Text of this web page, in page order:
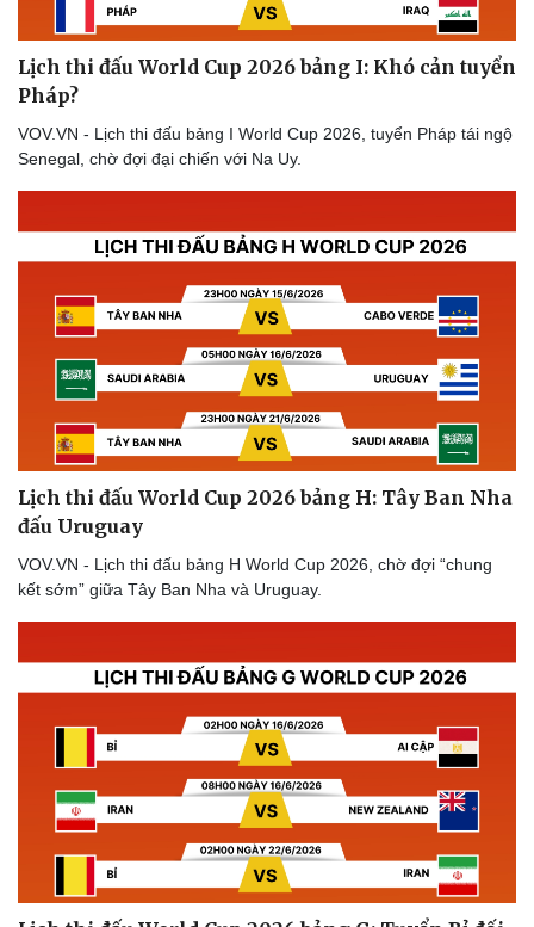
Dinh dưỡng - món ngon
Cây thuốc
Sản phụ khoa
Nhi khoa
Nam khoa
Ăn sạch sống khỏe
Đời sống
Nhà đẹp
Lịch thi đấu World Cup 2026 bảng I: Khó cản tuyển
Pháp?
VOV.VN - Lịch thi đấu bảng I World Cup 2026, tuyển Pháp tái ngộ
Senegal, chờ đợi đại chiến với Na Uy.
Lịch thi đấu World Cup 2026 bảng H: Tây Ban Nha
đấu Uruguay
VOV.VN - Lịch thi đấu bảng H World Cup 2026, chờ đợi “chung
kết sớm” giữa Tây Ban Nha và Uruguay.